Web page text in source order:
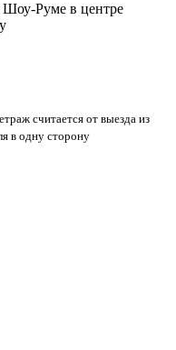
Шоу-Руме в центре
считается от выезда из
в одну сторону